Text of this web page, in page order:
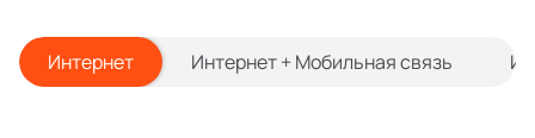
Интернет Интернет + Мобильная связь